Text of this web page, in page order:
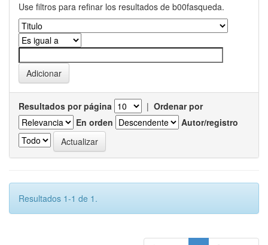
Use filtros para refinar los resultados de b00fasqueda.
Resultados por página | Ordenar por
En orden
Autor/registro
Resultados 1-1 de 1.